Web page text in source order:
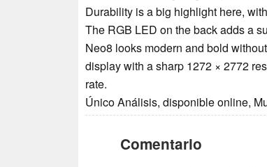
Durability is a big highlight here,
The RGB LED on the back adds a
Neo8 looks modern and bold
display with a sharp 1272 × 2772
rate.
Único Análisis, disponible online,
Comentario